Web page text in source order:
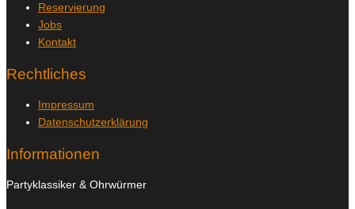
Reservierung
Jobs
Kontakt
Rechtliches
Impressum
Datenschutzerklärung
Informationen
Partyklassiker & Ohrwürmer